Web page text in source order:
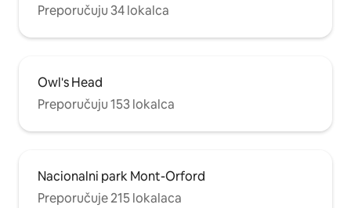
Preporučuju 34 lokalca
Owl's Head
Preporučuju 153 lokalca
Nacionalni park Mont-Orford
Preporučuje 215 lokalaca